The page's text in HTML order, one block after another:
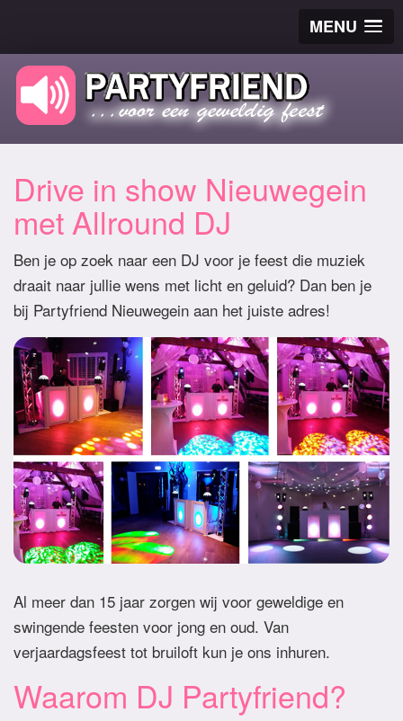
MENU
Drive in show Nieuwegein
met Allround DJ
Ben je op zoek naar een DJ voor je feest die muziek
draait naar jullie wens met licht en geluid? Dan ben je
bij Partyfriend Nieuwegein aan het juiste adres!
Al meer dan 15 jaar zorgen wij voor geweldige en
swingende feesten voor jong en oud. Van
verjaardagsfeest tot bruiloft kun je ons inhuren.
Waarom DJ Partyfriend?